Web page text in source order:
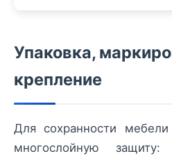
Упаковка,
крепление
Для сохранности мебели
многослойную защиту: